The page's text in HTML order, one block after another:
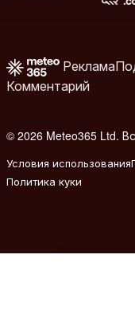
Реклама
Комментарий
© 2026 Meteo365 Ltd.
Условия использования
Политика куки